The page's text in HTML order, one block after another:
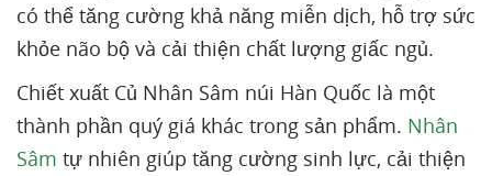
có thể tăng cường khả năng miễn dịch, hỗ trợ sức
khỏe não bộ và cải thiện chất lượng giấc ngủ.
Chiết xuất Củ Nhân Sâm núi Hàn Quốc là một
thành phần quý giá khác trong sản phẩm. Nhân
Sâm tự nhiên giúp tăng cường sinh lực, cải thiện